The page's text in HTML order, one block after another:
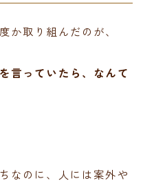
か取り組んだのが、
言っていたら、なんて
なのに、人には案外や